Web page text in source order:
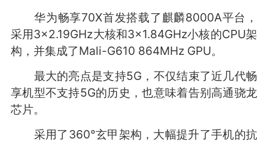
华为畅享70X首发搭载了麒麟8000A平台，
采用3×2.19GHz大核和3×1.84GHz小核的CPU架
构，并集成了Mali-G610 864MHz GPU。
最大的亮点是支持5G，不仅结束了近几代畅
享机型不支持5G的历史，也意味着告别高通骁龙
芯片。
采用了360°玄甲架构，大幅提升了手机的抗